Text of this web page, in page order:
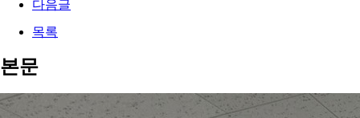
다음글
목록
본문